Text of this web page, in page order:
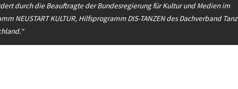
durch die Beauftragte der Bundesregierung für Kultur und Medien im
NEUSTART KULTUR, Hilfsprogramm DIS-TANZEN des Dachverband Tanz